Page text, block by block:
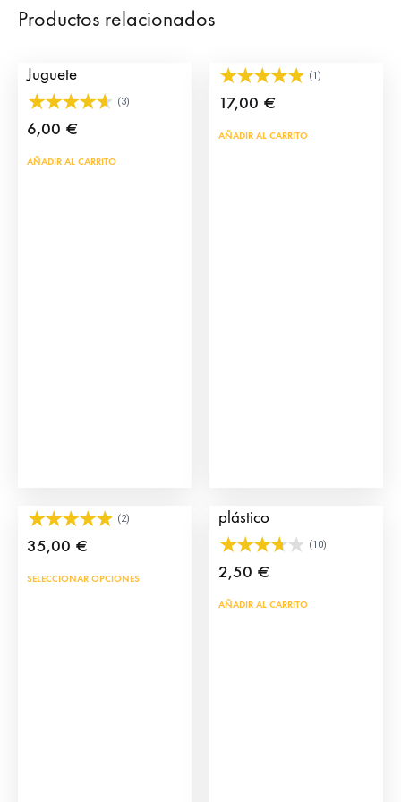
Productos relacionados
Juguete
(3)
6,00 €
AÑADIR AL CARRITO
(1)
17,00 €
AÑADIR AL CARRITO
(2)
35,00 €
SELECCIONAR OPCIONES
producto
plástico
(10)
2,50 €
AÑADIR AL CARRITO